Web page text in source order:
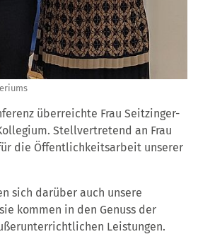
überreichte Frau Seitzinger-
Stellvertretend an Frau
die Öffentlichkeitsarbeit unserer
sich darüber auch unsere
kommen in den Genuss der
Leistungen.